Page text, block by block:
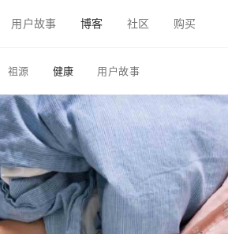
用户故事 博客 社区 购买
祖源 健康 用户故事